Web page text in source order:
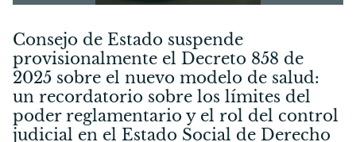
Consejo de Estado suspende
provisionalmente el Decreto 858 de
2025 sobre el nuevo modelo de salud:
un recordatorio sobre los límites del
poder reglamentario y el rol del control
judicial en el Estado Social de Derecho